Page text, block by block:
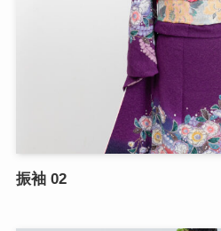
振袖 02